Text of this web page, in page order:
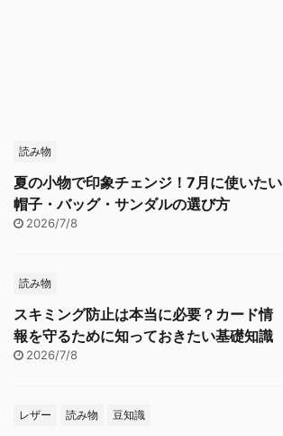
読み物
夏の小物で印象チェンジ！7月に使いたい
帽子・バッグ・サンダルの選び方
2026/7/8
読み物
スキミング防止は本当に必要？カード情
報を守るために知っておきたい基礎知識
2026/7/8
レザー 読み物 豆知識